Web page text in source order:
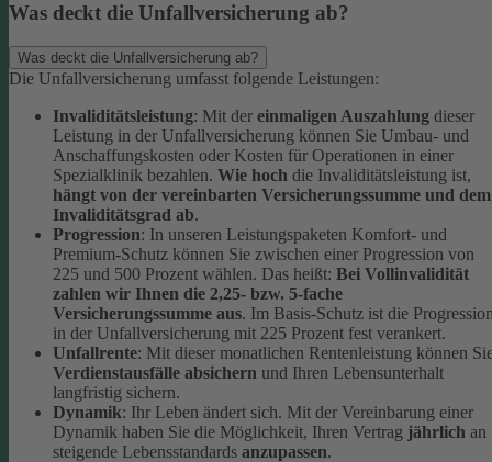
Was deckt die Unfallversicherung ab?
Was deckt die Unfallversicherung ab?
Die Unfallversicherung umfasst folgende Leistungen:
Invaliditätsleistung: Mit der einmaligen Auszahlung dieser
Leistung in der Unfallversicherung können Sie Umbau- und
Anschaffungskosten oder Kosten für Operationen in einer
Spezialklinik bezahlen. Wie hoch die Invaliditätsleistung ist,
hängt von der vereinbarten Versicherungssumme und dem
Invaliditätsgrad ab.
Progression: In unseren Leistungspaketen Komfort- und
Premium-Schutz können Sie zwischen einer Progression von
225 und 500 Prozent wählen. Das heißt: Bei Vollinvalidität
zahlen wir Ihnen die 2,25- bzw. 5-fache
Versicherungssumme aus. Im Basis-Schutz ist die
in der Unfallversicherung mit 225 Prozent fest verankert.
Unfallrente: Mit dieser monatlichen Rentenleistung können
Verdienstausfälle absichern und Ihren Lebensunterhalt
langfristig sichern.
Dynamik: Ihr Leben ändert sich. Mit der Vereinbarung einer
Dynamik haben Sie die Möglichkeit, Ihren Vertrag jährlich an
steigende Lebensstandards anzupassen.